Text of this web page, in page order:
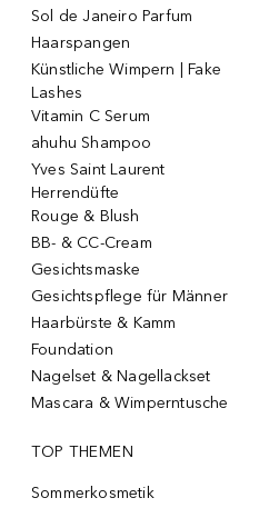
Sol de Janeiro Parfum
Haarspangen
Künstliche Wimpern | Fake
Lashes
Vitamin C Serum
ahuhu Shampoo
Yves Saint Laurent
Herrendüfte
Rouge & Blush
BB- & CC-Cream
Gesichtsmaske
Gesichtspflege für Männer
Haarbürste & Kamm
Foundation
Nagelset & Nagellackset
Mascara & Wimperntusche
TOP THEMEN
Sommerkosmetik